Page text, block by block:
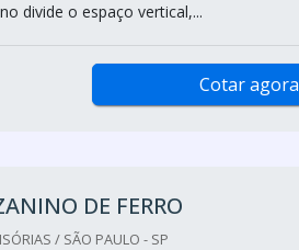
divide o espaço vertical,...
Cotar agora
DE FERRO
/ SÃO PAULO - SP